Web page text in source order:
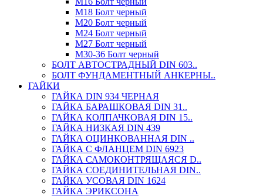
М18 Болт черный
М20 Болт черный
М24 Болт черный
М27 Болт черный
М30-36 Болт черный
БОЛТ АВТОСТРАДНЫЙ DIN 603..
БОЛТ ФУНДАМЕНТНЫЙ АНКЕРНЫ..
ГАЙКИ
ГАЙКА DIN 934 ЧЕРНАЯ
ГАЙКА БАРАШКОВАЯ DIN 31..
ГАЙКА КОЛПАЧКОВАЯ DIN 15..
ГАЙКА НИЗКАЯ DIN 439
ГАЙКА ОЦИНКОВАННАЯ DIN ..
ГАЙКА С ФЛАНЦЕМ DIN 6923
ГАЙКА САМОКОНТРЯЩАЯСЯ D..
ГАЙКА СОЕДИНИТЕЛЬНАЯ DIN..
ГАЙКА УСОВАЯ DIN 1624
ГАЙКА ЭРИКСОНА